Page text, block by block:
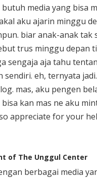
media yang bisa
aku ajarin minggu
biar anak-anak tak
trus minggu depan
sengaja aja tahu
sendiri. eh, ternyata
mas, aku pengen
kan mas ne aku
so appreciate for your
of The Unggul Center
berbagai media